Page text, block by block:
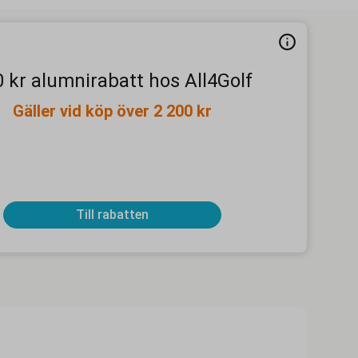
kr alumnirabatt hos All4Golf
Gäller vid köp över 2 200 kr
Till rabatten